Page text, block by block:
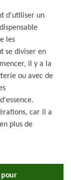
d'utiliser un
les
se diviser en
il y a la
ou avec de
car il a
plus de
pour